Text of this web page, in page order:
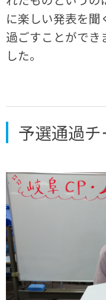
に楽しい発表を聞
過ごすことができ
した。
予選通過チ